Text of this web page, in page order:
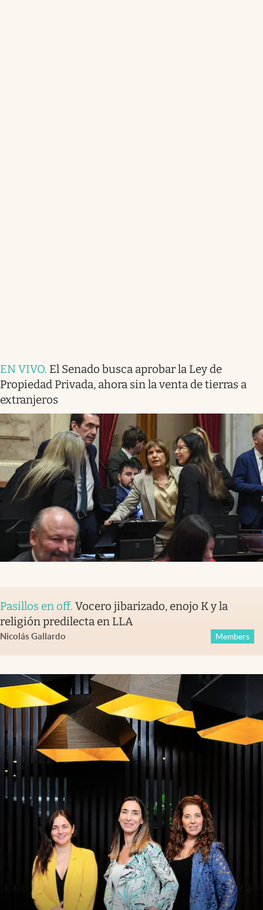
EN VIVO. El Senado busca aprobar la Ley de
Propiedad Privada, ahora sin la venta de tierras a
extranjeros
Pasillos en off. Vocero jibarizado, enojo K y la
religión predilecta en LLA
Nicolás Gallardo Members